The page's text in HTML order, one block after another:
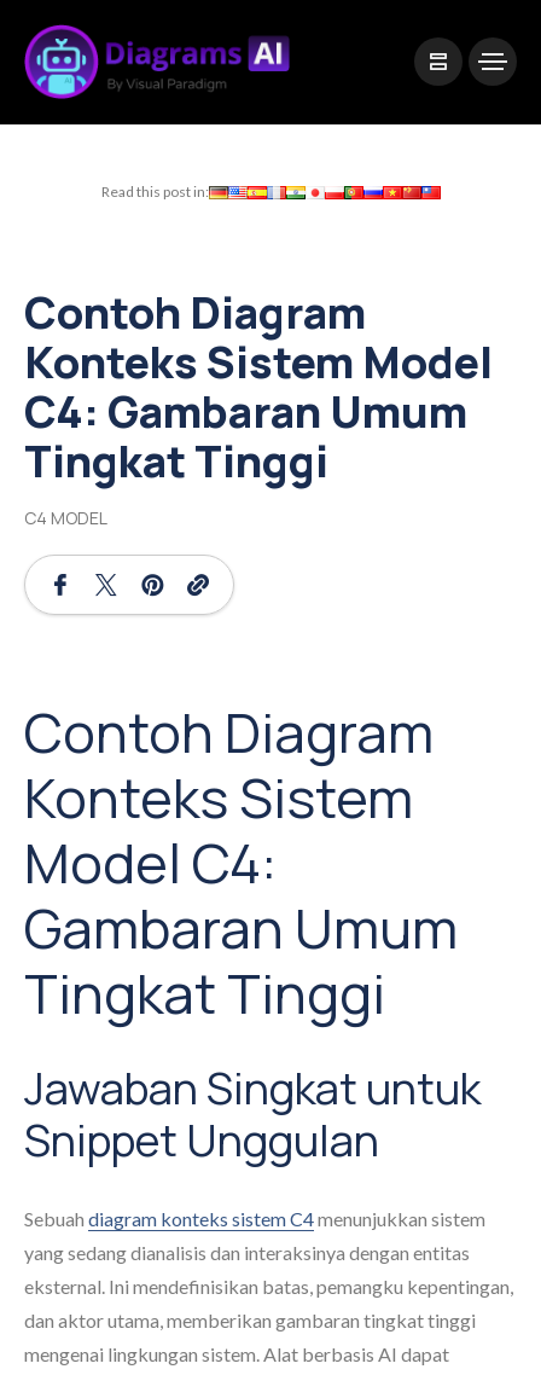
Read this post in:
Contoh Diagram
Konteks Sistem Model
C4: Gambaran Umum
Tingkat Tinggi
C4 MODEL
Contoh Diagram
Konteks Sistem
Model C4:
Gambaran Umum
Tingkat Tinggi
Jawaban Singkat untuk
Snippet Unggulan
Sebuah diagram konteks sistem C4menunjukkan sistem
yang sedang dianalisis dan interaksinya dengan entitas
eksternal. Ini mendefinisikan batas, pemangku kepentingan,
dan aktor utama, memberikan gambaran tingkat tinggi
mengenai lingkungan sistem. Alat berbasis AI dapat